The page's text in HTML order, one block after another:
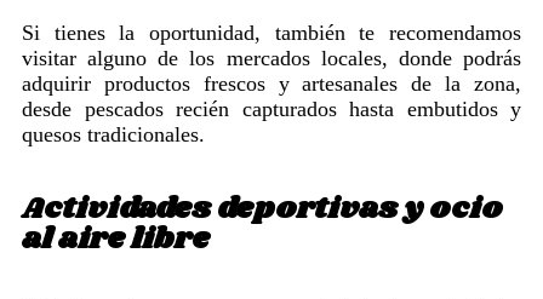
Si tienes la oportunidad, también te recomendamos
visitar alguno de los mercados locales, donde podrás
adquirir productos frescos y artesanales de la zona,
desde pescados recién capturados hasta embutidos y
quesos tradicionales.
Actividades deportivas y ocio
al aire libre